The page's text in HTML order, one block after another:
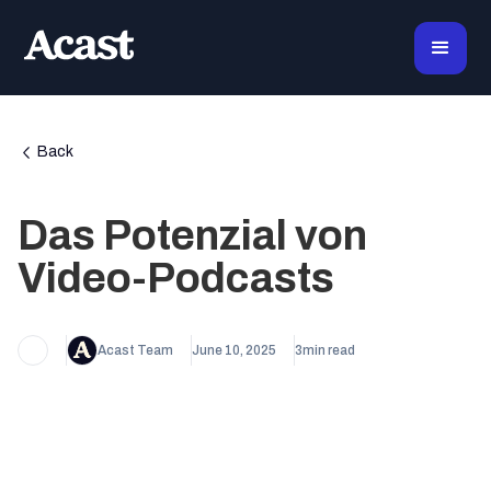
Back
Das Potenzial von
Video-Podcasts
Acast Team June 10, 2025 3min read